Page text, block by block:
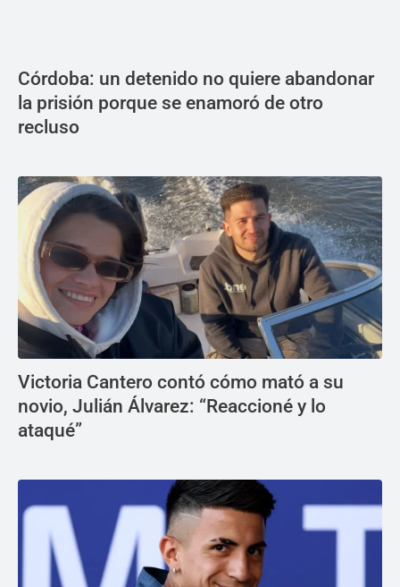
Córdoba: un detenido no quiere abandonar
la prisión porque se enamoró de otro
recluso
Victoria Cantero contó cómo mató a su
novio, Julián Álvarez: “Reaccioné y lo
ataqué”